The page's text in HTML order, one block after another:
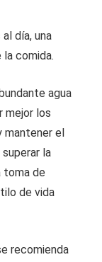
día, una
comida.
agua
mejor los
mantener el
la
toma de
de vida
recomienda